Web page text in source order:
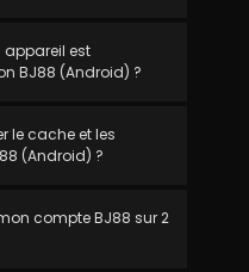
est
BJ88 (Android) ?
le cache et les
(Android) ?
compte BJ88 sur 2